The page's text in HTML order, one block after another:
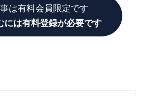
は有料会員限定です
には有料登録が必要です